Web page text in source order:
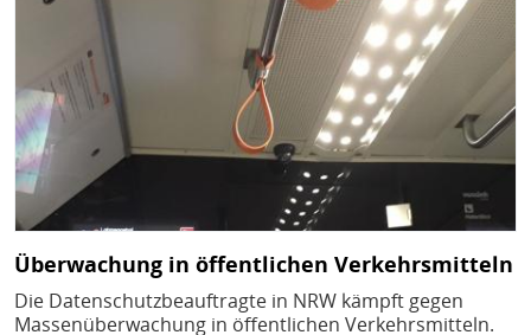
Überwachung in öffentlichen Verkehrsmitteln
Die Datenschutzbeauftragte in NRW kämpft gegen
Massenüberwachung in öffentlichen Verkehrsmitteln.